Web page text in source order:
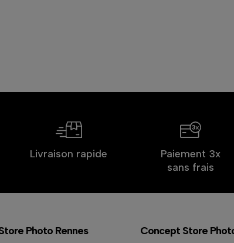
Livraison rapide
Paiement 3x
sans frais
Photo Rennes Concept Store